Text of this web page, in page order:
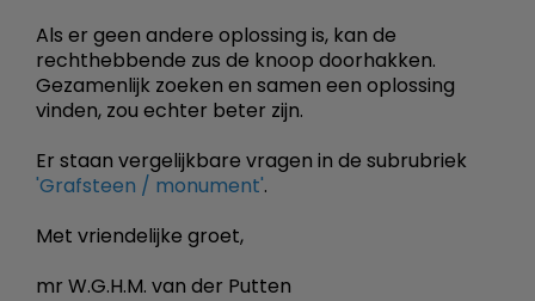
Als er geen andere oplossing is, kan de
rechthebbende zus de knoop doorhakken.
Gezamenlijk zoeken en samen een oplossing
vinden, zou echter beter zijn.
Er staan vergelijkbare vragen in de subrubriek
'Grafsteen / monument'.
Met vriendelijke groet,
mr W.G.H.M. van der Putten